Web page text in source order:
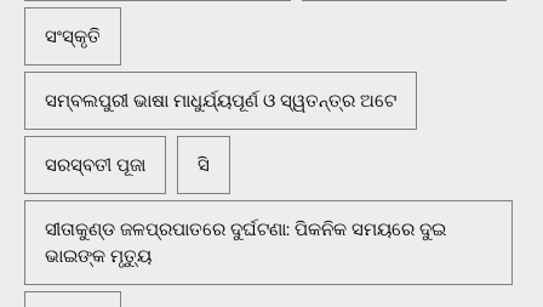
ସଂସ୍କୃତି
ସମ୍ବଲପୁରୀ ଭାଷା ମାଧୁର୍ଯ୍ୟପୂର୍ଣ ଓ ସ୍ୱତନ୍ତ୍ର ଅଟେ
ସରସ୍ବତୀ ପୂଜା ସି
ସୀତାକୁଣ୍ଡ ଜଳପ୍ରପାତରେ ଦୁର୍ଘଟଣା: ପିକନିକ ସମୟରେ ଦୁଇ
ଭାଇଙ୍କ ମୃତ୍ୟୁ